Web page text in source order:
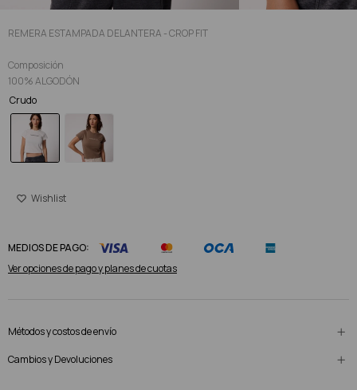
REMERA ESTAMPADA DELANTERA - CROP FIT
Composición
100% ALGODÓN
Crudo
MEDIOS DE PAGO:
Ver opciones de pago y planes de cuotas
Métodos y costos de envío
Cambios y Devoluciones